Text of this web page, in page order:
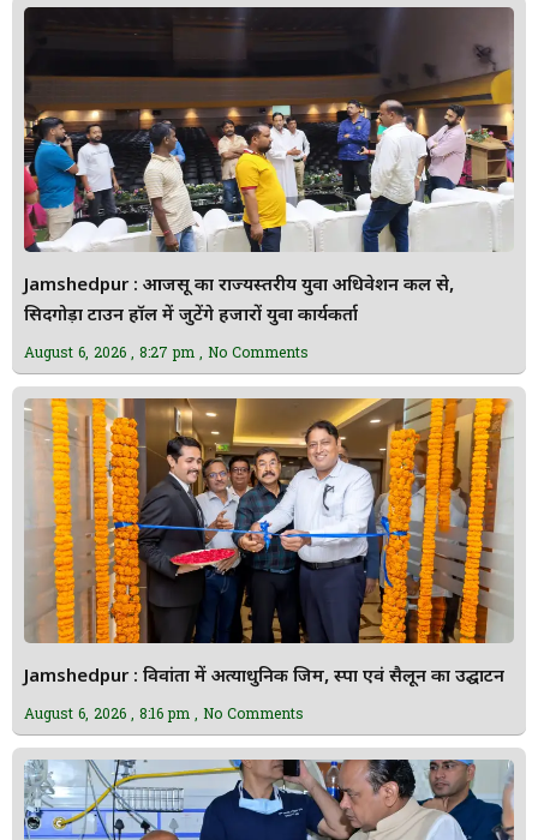
Jamshedpur : आजसू का राज्यस्तरीय युवा अधिवेशन कल से,
सिदगोड़ा टाउन हॉल में जुटेंगे हजारों युवा कार्यकर्ता
August 6, 2026 8:27 pm No Comments
Jamshedpur : विवांता में अत्याधुनिक जिम, स्पा एवं सैलून का उद्घाटन
August 6, 2026 8:16 pm No Comments